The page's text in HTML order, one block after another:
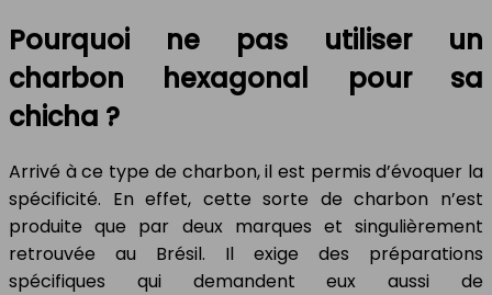
Pourquoi ne pas utiliser un
charbon hexagonal pour sa
chicha ?
Arrivé à ce type de charbon, il est permis d’évoquer la
spécificité. En effet, cette sorte de charbon n’est
produite que par deux marques et singulièrement
retrouvée au Brésil. Il exige des préparations
spécifiques qui demandent eux aussi de